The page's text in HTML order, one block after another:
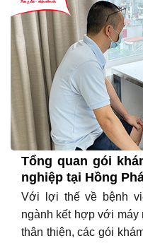
Tổng quan gói
nghiệp tại Hồng
Với lợi thế về bệnh
ngành kết hợp với máy
thân thiện, các gói